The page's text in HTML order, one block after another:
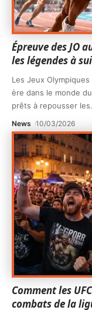
Épreuve des JO
les légendes à
Les Jeux
ère dans le monde
prêts à repousser les
News 10/03/2026
Comment les
combats de la